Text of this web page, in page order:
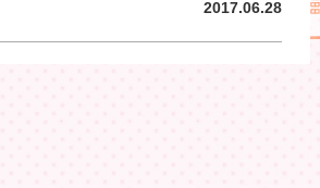
2017.06.28